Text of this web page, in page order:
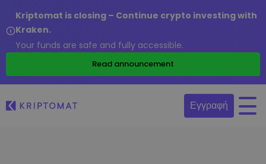
Kriptomat is closing – Continue crypto investing with
Kraken.
Your funds are safe and fully accessible.
Read announcement
Εγγραφή